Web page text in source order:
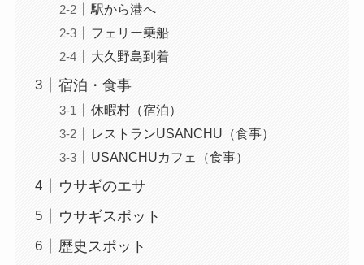
駅から港へ
フェリー乗船
大久野島到着
宿泊・食事
休暇村（宿泊）
レストランUSANCHU（食事）
USANCHUカフェ（食事）
ウサギのエサ
ウサギスポット
歴史スポット